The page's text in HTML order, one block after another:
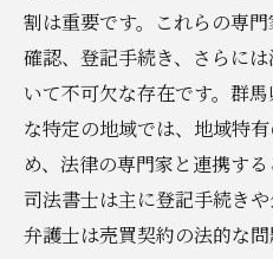
割は重要です。これらの専
確認、登記手続き、さらに
いて不可欠な存在です。群
な特定の地域では、地域特
め、法律の専門家と連携する
司法書士は主に登記手続き
弁護士は売買契約の法的な